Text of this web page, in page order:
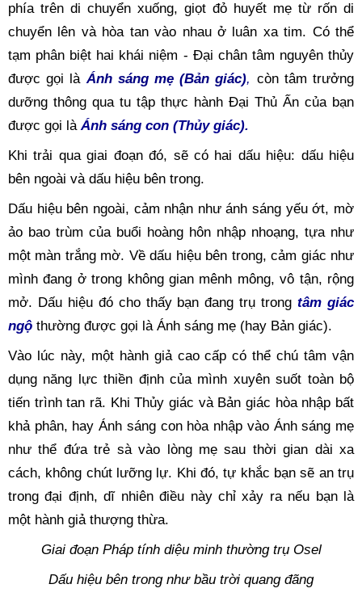
phía trên di chuyển xuống, giọt đỏ huyết mẹ từ rốn di
chuyển lên và hòa tan vào nhau ở luân xa tim. Có thể
tạm phân biệt hai khái niệm - Đại chân tâm nguyên thủy
được gọi là Ánh sáng mẹ (Bản giác), còn tâm trưởng
dưỡng thông qua tu tập thực hành Đại Thủ Ấn của bạn
được gọi là Ánh sáng con (Thủy giác).
Khi trải qua giai đoạn đó, sẽ có hai dấu hiệu: dấu hiệu
bên ngoài và dấu hiệu bên trong.
Dấu hiệu bên ngoài, cảm nhận như ánh sáng yếu ớt, mờ
ảo bao trùm của buổi hoàng hôn nhập nhoạng, tựa như
một màn trắng mờ. Về dấu hiệu bên trong, cảm giác như
mình đang ở trong không gian mênh mông, vô tận, rộng
mở. Dấu hiệu đó cho thấy bạn đang trụ trong tâm giác
ngộ thường được gọi là Ánh sáng mẹ (hay Bản giác).
Vào lúc này, một hành giả cao cấp có thể chú tâm vận
dụng năng lực thiền định của mình xuyên suốt toàn bộ
tiến trình tan rã. Khi Thủy giác và Bản giác hòa nhập bất
khả phân, hay Ánh sáng con hòa nhập vào Ánh sáng mẹ
như thể đứa trẻ sà vào lòng mẹ sau thời gian dài xa
cách, không chút lưỡng lự. Khi đó, tự khắc bạn sẽ an trụ
trong đại định, dĩ nhiên điều này chỉ xảy ra nếu bạn là
một hành giả thượng thừa.
Giai đoạn Pháp tính diệu minh thường trụ Osel
Dấu hiệu bên trong như bầu trời quang đãng